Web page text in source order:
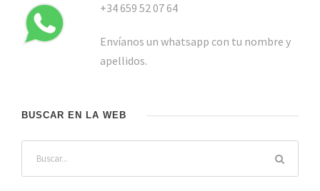
+34 659 52 07 64
Envíanos un whatsapp con tu nombre y
apellidos.
BUSCAR EN LA WEB